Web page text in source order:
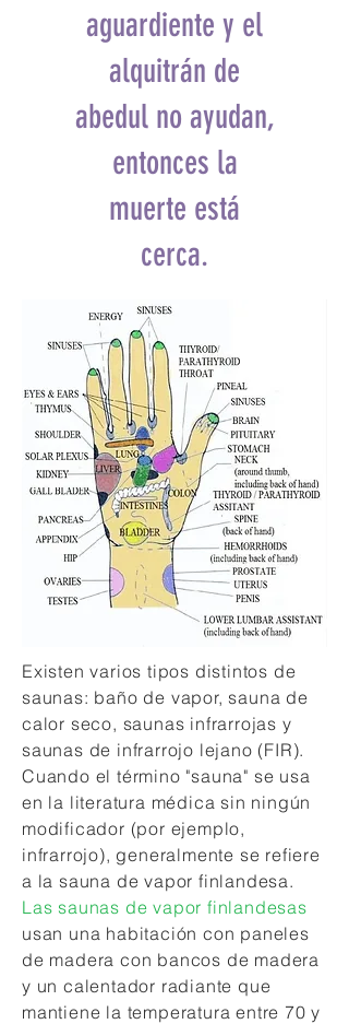
aguardiente y el
alquitrán de
abedul no ayudan,
entonces la
muerte está
cerca.
Existen varios tipos distintos de
saunas: baño de vapor, sauna de
calor seco, saunas infrarrojas y
saunas de infrarrojo lejano (FIR).
Cuando el término "sauna" se usa
en la literatura médica sin ningún
modificador (por ejemplo,
infrarrojo), generalmente se refiere
a la sauna de vapor finlandesa.
Las saunas de vapor finlandesas
usan una habitación con paneles
de madera con bancos de madera
y un calentador radiante que
mantiene la temperatura entre 70 y